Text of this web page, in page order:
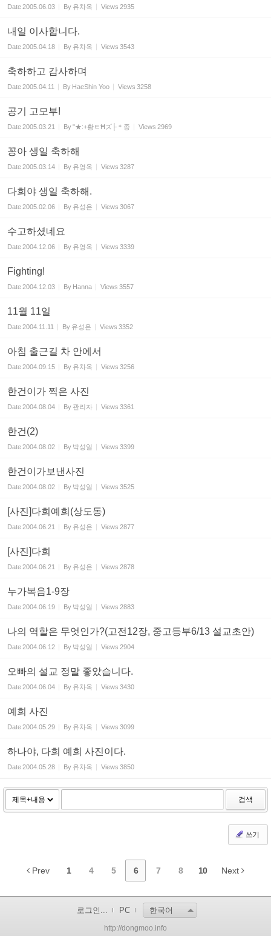
Date2005.06.03 By 유차옥 Views 2935
내일 이사합니다.
Date2005.04.18 By 유차옥 Views 3543
축하하고 감사하며
Date2005.04.11 By HaeShin Yoo Views 3258
공기 고모부!
Date2005.03.21 By"★:+황ㅌĦズ├＊종 Views 2969
꽁아 생일 축하해
Date2005.03.14 By 유영옥 Views 3287
다희야 생일 축하해.
Date2005.02.06 By 유성은 Views 3067
수고하셨네요
Date2004.12.06 By 유영옥 Views 3339
Fighting!
Date2004.12.03 By Hanna Views 3557
11월 11일
Date2004.11.11 By 유성은 Views 3352
아침 출근길 차 안에서
Date2004.09.15 By 유차옥 Views 3256
한건이가 찍은 사진
Date2004.08.04 By 관리자 Views 3361
한건(2)
Date2004.08.02 By 박성일 Views 3399
한건이가보낸사진
Date2004.08.02 By 박성일 Views 3525
[사진]다희예희(상도동)
Date2004.06.21 By 유성은 Views 2877
[사진]다희
Date2004.06.21 By 유성은 Views 2878
누가복음1-9장
Date2004.06.19 By 박성일 Views 2883
나의 역할은 무엇인가?(고전12장, 중고등부6/13 설교초안)
Date2004.06.12 By 박성일 Views 2904
오빠의 설교 정말 좋았습니다.
Date2004.06.04 By 유차옥 Views 3430
예희 사진
Date2004.05.29 By 유차옥 Views 3099
하나야, 다희 예희 사진이다.
Date2004.05.28 By 유차옥 Views 3850
검색
쓰기
Prev 1 4 5 6 7 8 10 Next
로그인... PC 한국어
http://dongmoo.info